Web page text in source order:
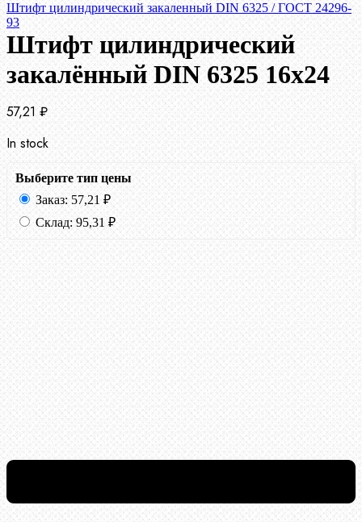
Штифт цилиндрический закаленный DIN 6325 / ГОСТ 24296-
93
Штифт цилиндрический
закалённый DIN 6325 16х24
57,21 ₽
In stock
Выберите тип цены
Заказ: 57,21 ₽
Склад: 95,31 ₽